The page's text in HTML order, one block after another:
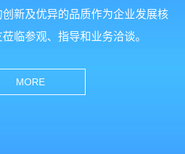
新及优异的品质作为企业发展核
临参观、指导和业务洽谈。
MORE